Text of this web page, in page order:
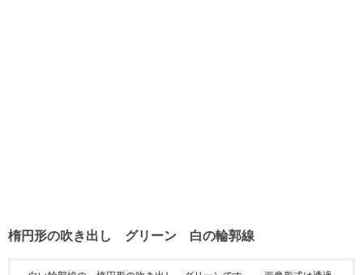
楕円形の吹き出し グリーン 白の輪郭線